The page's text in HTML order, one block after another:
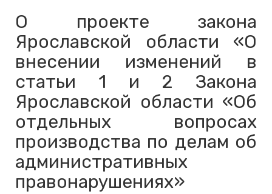
О проекте закона
Ярославской области «О
внесении изменений в
статьи 1 и 2 Закона
Ярославской области «Об
отдельных вопросах
производства по делам об
административных
правонарушениях»